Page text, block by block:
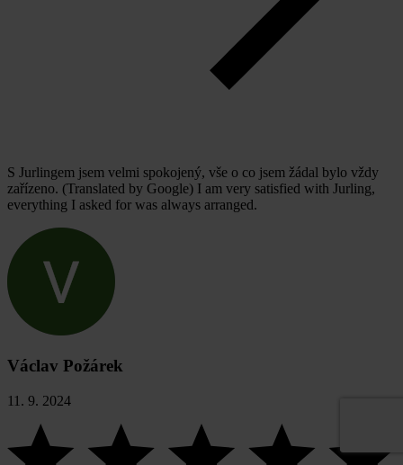
S Jurlingem jsem velmi spokojený, vše o co jsem žádal bylo vždy
zařízeno. (Translated by Google) I am very satisfied with Jurling,
everything I asked for was always arranged.
Václav Požárek
11. 9. 2024